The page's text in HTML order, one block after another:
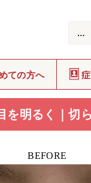
ての方へ
を明るく｜
BEFORE